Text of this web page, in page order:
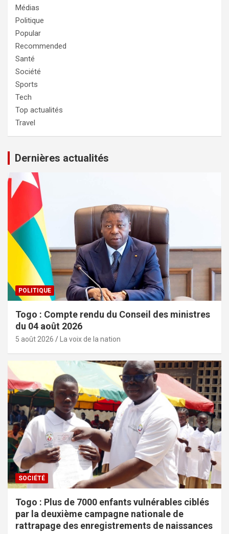
Médias
Politique
Popular
Recommended
Santé
Société
Sports
Tech
Top actualités
Travel
Dernières actualités
POLITIQUE
Togo : Compte rendu du Conseil des ministres
du 04 août 2026
5 août 2026 La voix de la nation
SOCIÉTÉ
Togo : Plus de 7000 enfants vulnérables ciblés
par la deuxième campagne nationale de
rattrapage des enregistrements de naissances